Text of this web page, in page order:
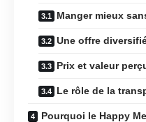
Manger mieux
Une offre
Prix et valeur
Le rôle de la
Pourquoi le Happy